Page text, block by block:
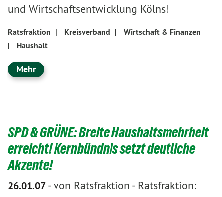
und Wirtschaftsentwicklung Kölns!
Ratsfraktion | Kreisverband |
Wirtschaft & Finanzen
|
Haushalt
Mehr
SPD & GRÜNE: Breite Haushaltsmehrheit
erreicht! Kernbündnis setzt deutliche
Akzente!
26.01.07-von Ratsfraktion - Ratsfraktion: